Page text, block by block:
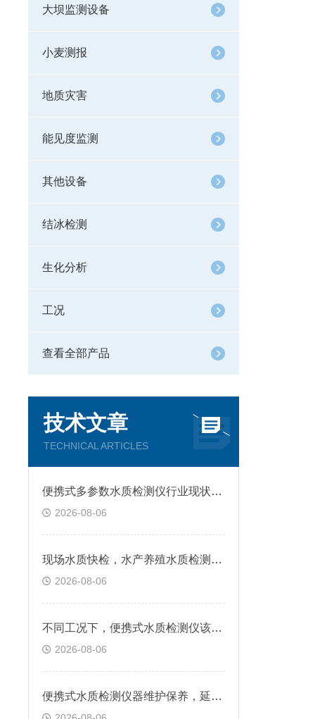
大坝监测设备
小麦测报
地质灾害
能见度监测
其他设备
结冰检测
生化分析
工况
查看全部产品
技术文章
TECHNICAL ARTICLES
便携式多参数水质检测仪行业现状，实际落地应用分析
2026-08-06
现场水质快检，水产养殖水质检测仪技术特点通俗解读
2026-08-06
不同工况下，便携式水质检测仪该如何使用
2026-08-06
便携式水质检测仪器维护保养，延长设备使用寿命